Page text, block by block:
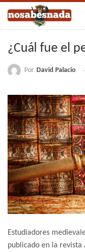
¿Cuál fue el
Por David Palacio
Estudiadores
publicado en la revista